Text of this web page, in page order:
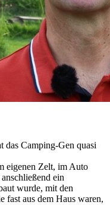
das Camping-Gen quasi
eigenen Zelt, im Auto
ein
wurde, mit den
fast aus dem Haus waren,